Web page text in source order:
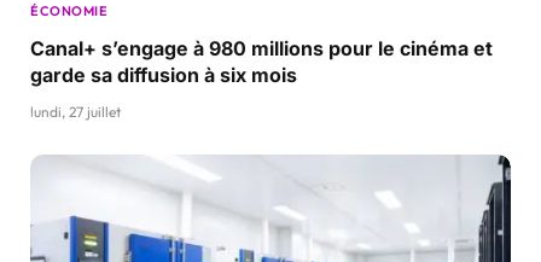
ÉCONOMIE
Canal+ s’engage à 980 millions pour le cinéma et
garde sa diffusion à six mois
lundi, 27 juillet